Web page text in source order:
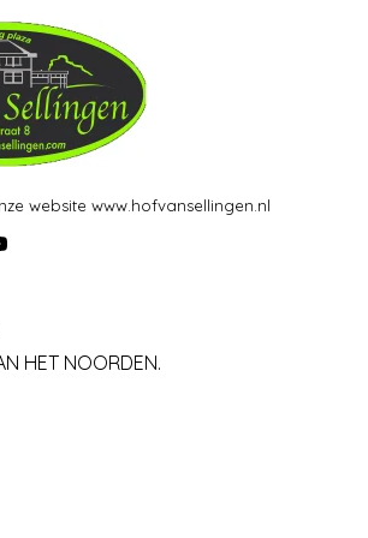
website www.hofvansellingen.nl
HET NOORDEN.